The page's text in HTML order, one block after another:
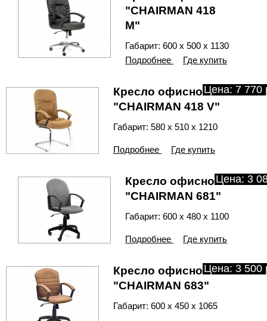
"CHAIRMAN 418
М"
Габарит: 600 х 500 х 1130
Подробнее
Где купить
Цена: 7 770
Кресло офисное
"CHAIRMAN 418 V"
Габарит: 580 х 510 х 1210
Подробнее Где купить
Цена: 3
Кресло офисное
"CHAIRMAN 681"
Габарит: 600 х 480 х 1100
Подробнее Где купить
Цена: 3 500
Кресло офисное
"CHAIRMAN 683"
Габарит: 600 х 450 х 1065